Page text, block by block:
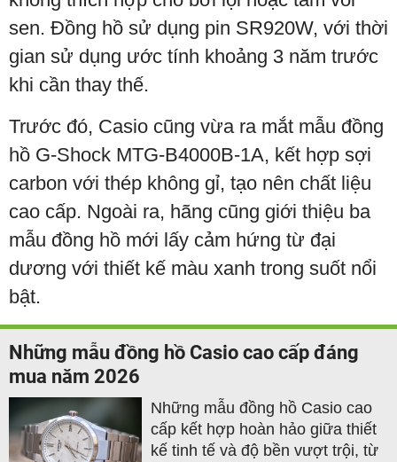
sen. Đồng hồ sử dụng pin SR920W, với thời
gian sử dụng ước tính khoảng 3 năm trước
khi cần thay thế.
Trước đó, Casio cũng vừa ra mắt mẫu đồng
hồ G-Shock MTG-B4000B-1A, kết hợp sợi
carbon với thép không gỉ, tạo nên chất liệu
cao cấp. Ngoài ra, hãng cũng giới thiệu ba
mẫu đồng hồ mới lấy cảm hứng từ đại
dương với thiết kế màu xanh trong suốt nổi
bật.
Những mẫu đồng hồ Casio cao cấp đáng
mua năm 2026
Những mẫu đồng hồ Casio cao
cấp kết hợp hoàn hảo giữa thiết
kế tinh tế và độ bền vượt trội, từ